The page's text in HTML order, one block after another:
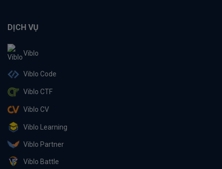
DỊCH VỤ
Viblo
Viblo Code
Viblo CTF
Viblo CV
Viblo Learning
Viblo Partner
Viblo Battle